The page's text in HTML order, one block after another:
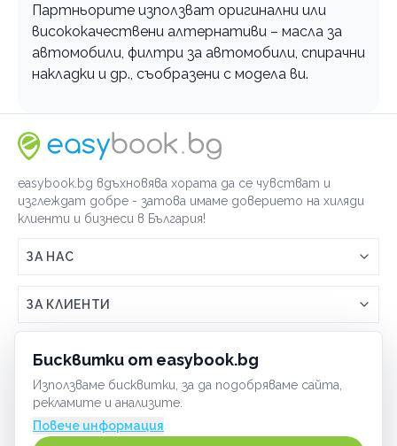
Бисквитки от easybook.bg
Използваме бисквитки, за да подобряваме сайта,
рекламите и анализите.
Повече информация
Партньорите използват оригинални или
висококачествени алтернативи – масла за
автомобили, филтри за автомобили, спирачни
накладки и др., съобразени с модела ви.
easybook.bg вдъхновява хората да се чувстват и
изглеждат добре - затова имаме доверието на хиляди
клиенти и бизнеси в България!
ЗА НАС
Връзка с easybook.bg
Как работи easybook
Често задавани въпроси
ЗА КЛИЕНТИ
Условия за ползване
GDPR политика
ЗА ТЪРГОВЦИ
Включи бизнеса си
Управлявай ефективно с easybook
ОБЩИ
Бисквитки